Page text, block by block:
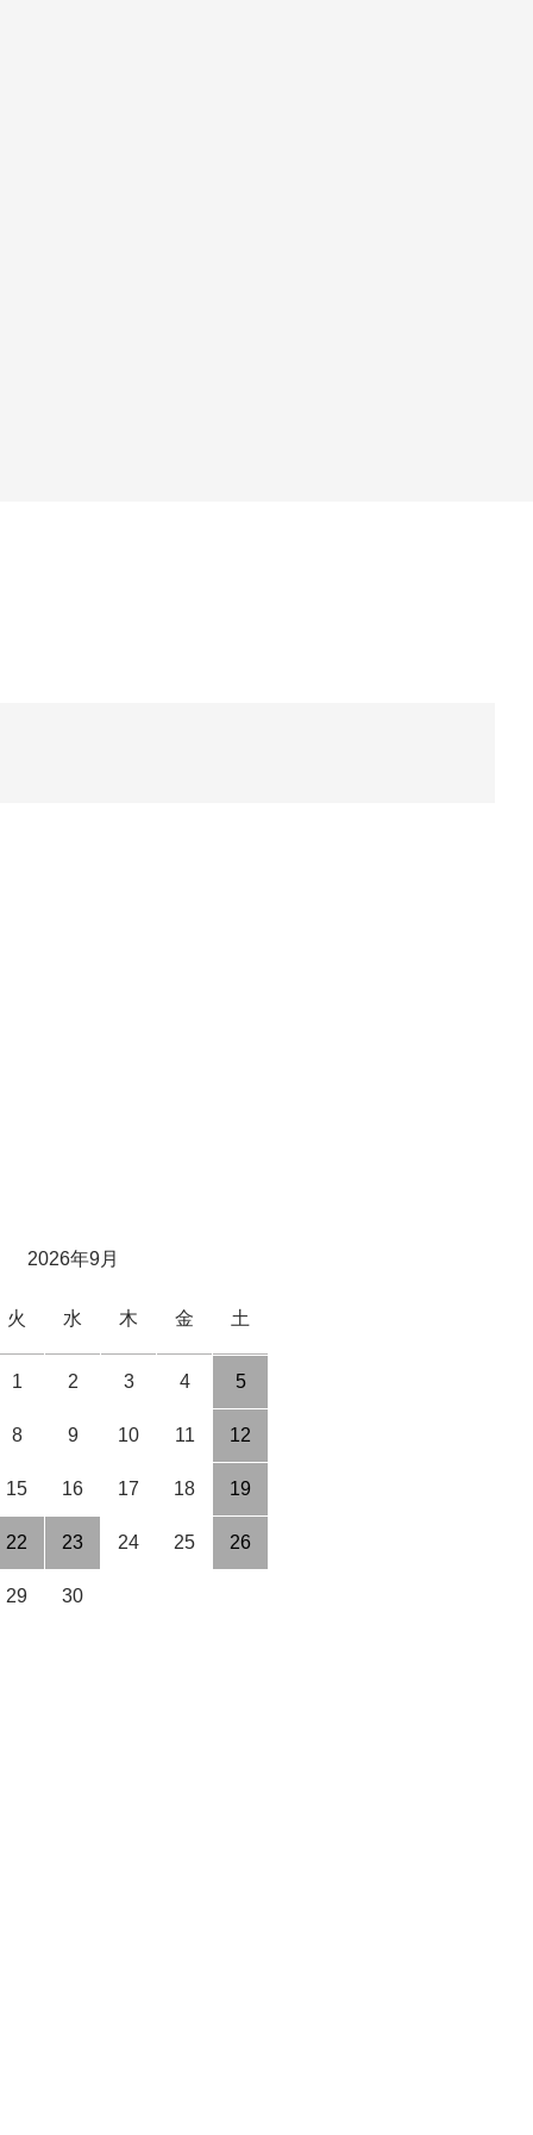
2026年9月
火 水 木 金 土
1 2 3 4 5
8 9 10 11 12
15 16 17 18 19
22 23 24 25 26
29 30